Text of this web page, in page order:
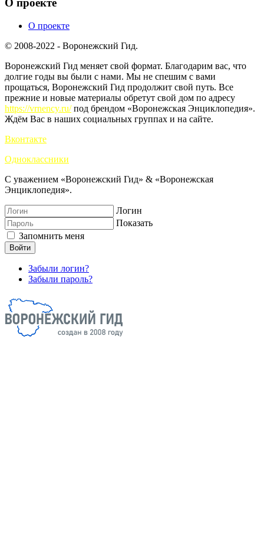
О проекте
О проекте
© 2008-2022 - Воронежский Гид.
Воронежский Гид меняет свой формат. Благодарим вас, что
долгие годы вы были с нами. Мы не спешим с вами
прощаться, Воронежский Гид продолжит свой путь. Все
прежние и новые материалы обретут свой дом по адресу
https://vrnency.ru/под брендом «Воронежская Энциклопедия».
Ждём Вас в наших социальных группах и на сайте.
Вконтакте
Одноклассники
С уважением «Воронежский Гид» & «Воронежская
Энциклопедия».
Логин
Показать
Запомнить меня
Войти
Забыли логин?
Забыли пароль?